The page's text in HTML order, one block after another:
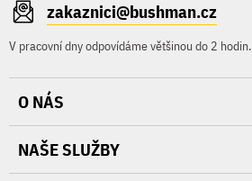
zakaznici@bushman.cz
V pracovní dny odpovídáme většinou do 2 hodin.
O NÁS
NAŠE SLUŽBY